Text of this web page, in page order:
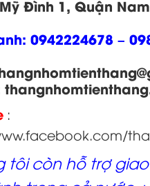
Đình 1, Quận Nam
0942224678 –
:
tôi còn hỗ trợ